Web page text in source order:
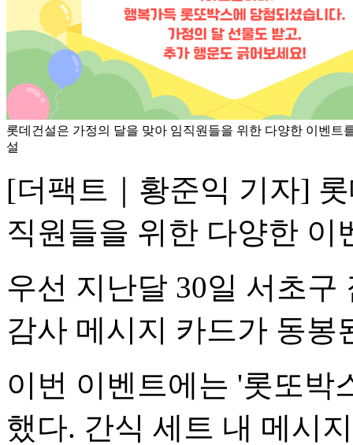
롯데건설은 가정의 달을 맞아 임직원들을 위한 다양한 이벤트
설
[더팩트｜황준익 기자]
직원들을 위한 다양한 이
우선 지난달 30일 서초
감사 메시지 카드가 동봉
이번 이벤트에는 '롯또박
했다. 간식 세트 내 메시